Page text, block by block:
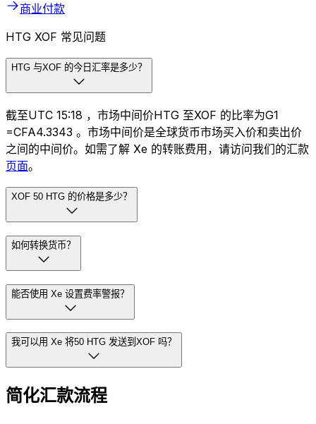
商业付款
HTG XOF 常见问题
HTG 与XOF 的今日汇率是多少？
截至UTC 15:18 ，市场中间价HTG 至XOF 的比率为G1
=CFA4.3343 。市场中间价是全球货币市场买入价和卖出价
之间的中间价。如需了解 Xe 的转账费用，请访问我们的汇款
页面。
XOF 50 HTG 的价格是多少？
如何转换货币？
能否使用 Xe 设置费率警报？
我可以用 Xe 将50 HTG 发送到XOF 吗？
简化汇款流程